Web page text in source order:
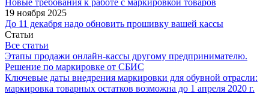
Новые требования к работе с маркировкой товаров
19 ноября 2025
До 11 декабря надо обновить прошивку вашей кассы
Статьи
Все статьи
Этапы продажи онлайн-кассы другому предпринимателю.
Решение по маркировке от СБИС
Ключевые даты внедрения маркировки для обувной отрасли:
маркировка товарных остатков возможна до 1 апреля 2020 г.